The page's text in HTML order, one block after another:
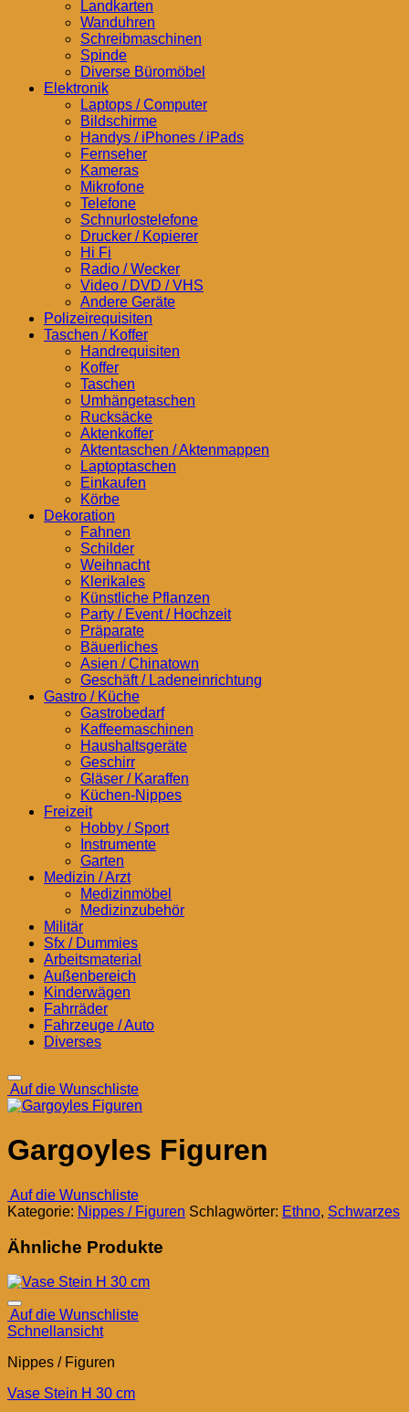
Landkarten
Wanduhren
Schreibmaschinen
Spinde
Diverse Büromöbel
Elektronik
Laptops / Computer
Bildschirme
Handys / iPhones / iPads
Fernseher
Kameras
Mikrofone
Telefone
Schnurlostelefone
Drucker / Kopierer
Hi Fi
Radio / Wecker
Video / DVD / VHS
Andere Geräte
Polizeirequisiten
Taschen / Koffer
Handrequisiten
Koffer
Taschen
Umhängetaschen
Rucksäcke
Aktenkoffer
Aktentaschen / Aktenmappen
Laptoptaschen
Einkaufen
Körbe
Dekoration
Fahnen
Schilder
Weihnacht
Klerikales
Künstliche Pflanzen
Party / Event / Hochzeit
Präparate
Bäuerliches
Asien / Chinatown
Geschäft / Ladeneinrichtung
Gastro / Küche
Gastrobedarf
Kaffeemaschinen
Haushaltsgeräte
Geschirr
Gläser / Karaffen
Küchen-Nippes
Freizeit
Hobby / Sport
Instrumente
Garten
Medizin / Arzt
Medizinmöbel
Medizinzubehör
Militär
Sfx / Dummies
Arbeitsmaterial
Außenbereich
Kinderwägen
Fahrräder
Fahrzeuge / Auto
Diverses
Auf die Wunschliste
Gargoyles Figuren
Auf die Wunschliste
Kategorie: Nippes / Figuren Schlagwörter: Ethno, Schwarzes
Ähnliche Produkte
Auf die Wunschliste
Schnellansicht
Nippes / Figuren
Vase Stein H 30 cm